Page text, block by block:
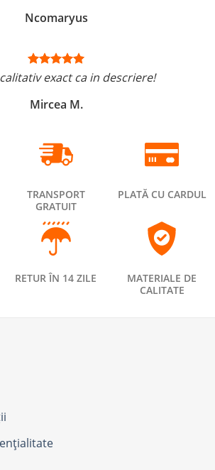
Ncomaryus
exact ca in descriere!
Mircea M.
TRANSPORT
GRATUIT
PLATĂ CU CARDUL
RETUR ÎN 14 ZILE
MATERIALE DE
CALITATE